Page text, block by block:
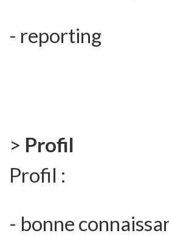
- reporting
> Profil
Profil :
- bonne